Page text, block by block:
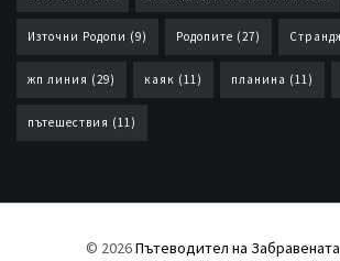
Източни Родопи (9) Родопите (27)
жп линия (29) каяк (11) планина (11)
пътешествия (11)
© 2026Пътеводител на